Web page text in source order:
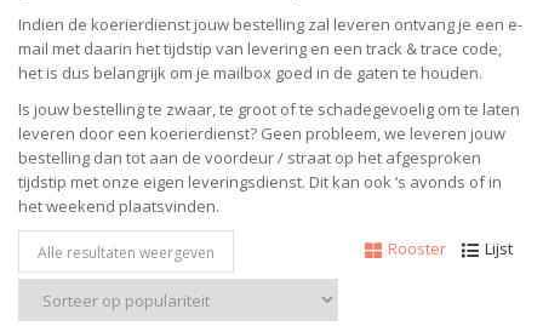
Indien de koerierdienst jouw bestelling zal leveren ontvang je een e-
mail met daarin het tijdstip van levering en een track & trace code,
het is dus belangrijk om je mailbox goed in de gaten te houden.
Is jouw bestelling te zwaar, te groot of te schadegevoelig om te laten
leveren door een koerierdienst? Geen probleem, we leveren jouw
bestelling dan tot aan de voordeur / straat op het afgesproken
tijdstip met onze eigen leveringsdienst. Dit kan ook ‘s avonds of in
het weekend plaatsvinden.
Rooster
Lijst
Alle resultaten weergeven